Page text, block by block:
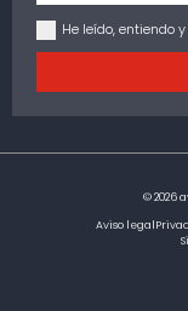
He leído, entiendo
© 2026
Aviso legal